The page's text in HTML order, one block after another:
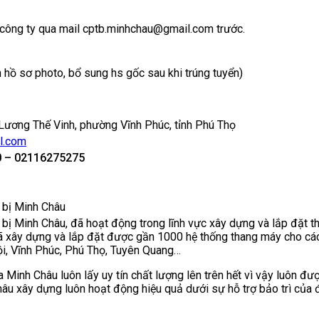
ty qua mail cptb.minhchau@gmail.com trước.
hồ sơ photo, bổ sung hs gốc sau khi trúng tuyển)
Thế Vinh, phường Vĩnh Phúc, tỉnh Phú Thọ
– 02116275275
Minh Châu
Minh Châu, đã hoạt động trong lĩnh vực xây dựng và lắp đặt
xây dựng và lắp đặt được gần 1000 hệ thống thang máy cho
Vĩnh Phúc, Phú Thọ, Tuyên Quang…
Châu luôn lấy uy tín chất lượng lên trên hết vì vậy luôn
xây dựng luôn hoạt động hiệu quả dưới sự hỗ trợ bảo trì của